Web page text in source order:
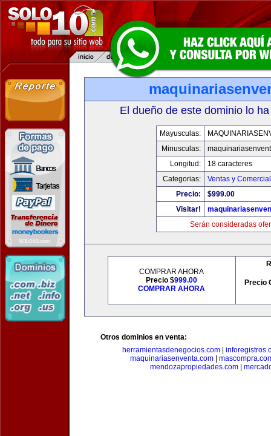
El dueño de este dominio lo
Mayusculas:
Minusculas:
Longitud:
18 caracteres
Categorias:
Ventas y
Precio:
$999.00
Visitar!
Serán consideradas
COMPRAR AHORA
Precio $999.00
COMPRAR AHORA
Precio
Otros dominios en venta:
herramientasdenegocios.com|
maquinariasenventa.com|
mendozapropiedades.com|